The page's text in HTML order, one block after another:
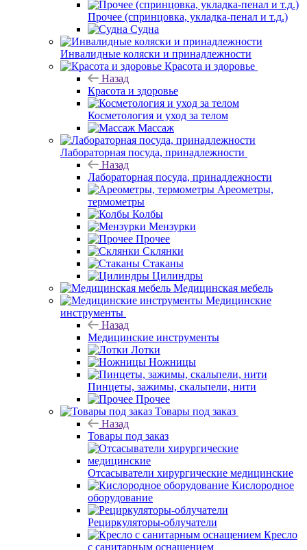
Прочее (спринцовка, укладка-пенал и т.д.)
Судна
Инвалидные коляски и принадлежности
Красота и здоровье
Назад
Красота и здоровье
Косметология и уход за телом
Массаж
Лабораторная посуда, принадлежности
Назад
Лабораторная посуда, принадлежности
Ареометры,
термометры
Колбы
Мензурки
Прочее
Склянки
Стаканы
Цилиндры
Медицинская мебель
Медицинские
инструменты
Назад
Медицинские инструменты
Лотки
Ножницы
Пинцеты, зажимы, скальпели, нити
Прочее
Товары под заказ
Назад
Товары под заказ
Отсасыватели хирургические медицинские
Кислородное
оборудование
Рециркуляторы-облучатели
Кресло
с санитарным оснащением